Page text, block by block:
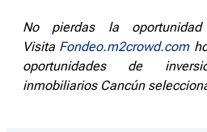
No pierdas la
Visita Fondeo.m2crowd.com
oportunidades de
inmobiliarios Cancún